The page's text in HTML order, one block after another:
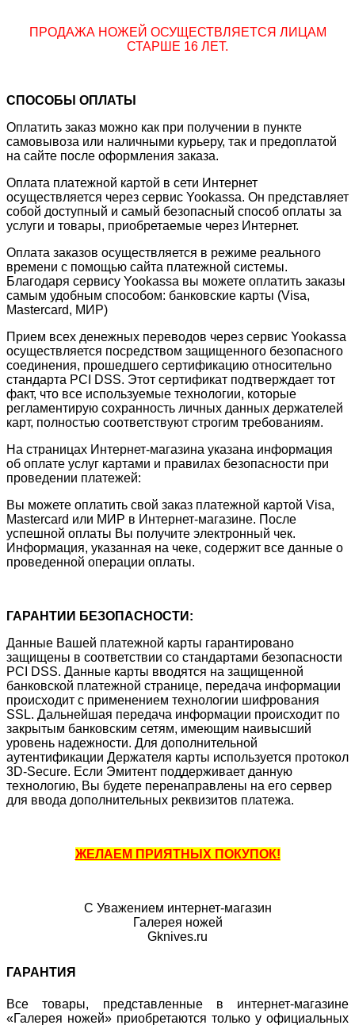
ПРОДАЖА НОЖЕЙ ОСУЩЕСТВЛЯЕТСЯ ЛИЦАМ
СТАРШЕ 16 ЛЕТ.
СПОСОБЫ ОПЛАТЫ
Оплатить заказ можно как при получении в пункте
самовывоза или наличными курьеру, так и предоплатой
на сайте после оформления заказа.
Оплата платежной картой в сети Интернет
осуществляется через сервис Yookassa. Он представляет
собой доступный и самый безопасный способ оплаты за
услуги и товары, приобретаемые через Интернет.
Оплата заказов осуществляется в режиме реального
времени с помощью сайта платежной системы.
Благодаря сервису Yookassa вы можете оплатить заказы
самым удобным способом: банковские карты (Visa,
Mastercard, МИР)
Прием всех денежных переводов через сервис Yookassa
осуществляется посредством защищенного безопасного
соединения, прошедшего сертификацию относительно
стандарта PCI DSS. Этот сертификат подтверждает тот
факт, что все используемые технологии, которые
регламентирую сохранность личных данных держателей
карт, полностью соответствуют строгим требованиям.
На страницах Интернет-магазина указана информация
об оплате услуг картами и правилах безопасности при
проведении платежей:
Вы можете оплатить свой заказ платежной картой Visa,
Mastercard или МИР в Интернет-магазине. После
успешной оплаты Вы получите электронный чек.
Информация, указанная на чеке, содержит все данные о
проведенной операции оплаты.
ГАРАНТИИ БЕЗОПАСНОСТИ:
Данные Вашей платежной карты гарантировано
защищены в соответствии со стандартами безопасности
PCI DSS. Данные карты вводятся на защищенной
банковской платежной странице, передача информации
происходит с применением технологии шифрования
SSL. Дальнейшая передача информации происходит по
закрытым банковским сетям, имеющим наивысший
уровень надежности. Для дополнительной
аутентификации Держателя карты используется протокол
3D-Secure. Если Эмитент поддерживает данную
технологию, Вы будете перенаправлены на его сервер
для ввода дополнительных реквизитов платежа.
ЖЕЛАЕМ ПРИЯТНЫХ ПОКУПОК!
С Уважением интернет-магазин
Галерея ножей
Gknives.ru
ГАРАНТИЯ
Все товары, представленные в интернет-магазине
«Галерея ножей» приобретаются только у официальных